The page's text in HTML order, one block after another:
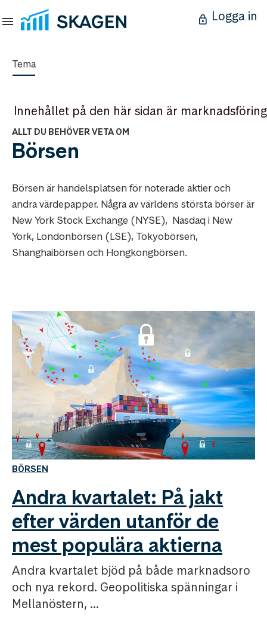
Logga in
Tema
Innehållet på den här sidan är marknadsföring
ALLT DU BEHÖVER VETA OM
Börsen
Börsen är handelsplatsen för noterade aktier och
andra värdepapper. Några av världens största börser är
New York Stock Exchange (NYSE), Nasdaq i New
York, Londonbörsen (LSE), Tokyobörsen,
Shanghaibörsen och Hongkongbörsen.
BÖRSEN
Andra kvartalet: På jakt
efter värden utanför de
mest populära aktierna
Andra kvartalet bjöd på både marknadsoro
och nya rekord. Geopolitiska spänningar i
Mellanöstern, ...